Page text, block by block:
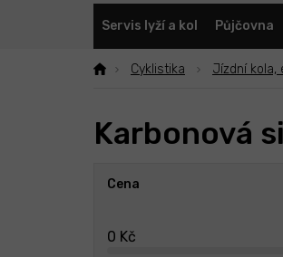
Servis lyží a kol Půjčovna
Cyklistika Jízdní kola,
Karbonová
Cena
0 Kč